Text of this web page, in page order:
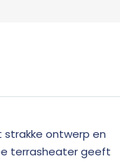
ontwerp en
terrasheater geeft